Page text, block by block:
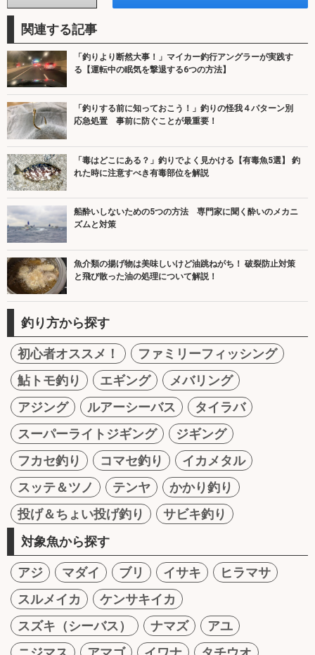
関連する記事
「釣りより断然大事！」マイカー釣行アングラーが実践す
る【運転中の眠気を撃退する6つの方法】
「釣りする前に知っておこう！」釣りの怪我４パターン別
応急処置 事前に防ぐことが最重要！
「毒はどこにある？」釣りでよく見かける【有毒魚5選】 釣
れた時に注意すべき有毒部位を解説
船酔いしないための5つの方法 専門家に聞く酔いのメカニ
ズムと対策
魚介類の揚げ物は美味しいけど油跳ねがち！ 破裂防止対策
と飛び散った油の処理について解説！
釣り方から探す
初心者オススメ！
ファミリーフィッシング
鮎トモ釣り
エギング
メバリング
アジング
ルアーシーバス
タイラバ
スーパーライトジギング
ジギング
フカセ釣り
コマセ釣り
イカメタル
スッテ＆ツノ
テンヤ
かかり釣り
投げ＆ちょい投げ釣り
サビキ釣り
対象魚から探す
アジ マダイ ブリ イサキ
ヒラマサ
スルメイカ
ケンサキイカ
スズキ（シーバス）
ナマズ
アユ